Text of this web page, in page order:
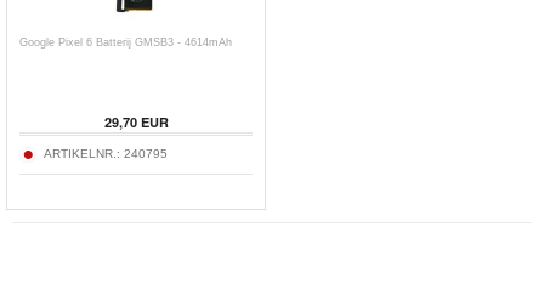
Google Pixel 6 Batterij GMSB3 - 4614mAh
29,70EUR
ARTIKELNR.: 240795